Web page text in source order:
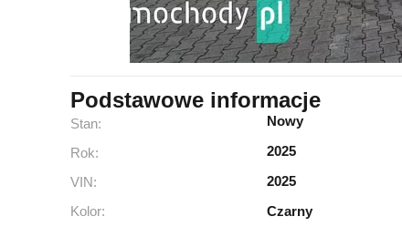
Podstawowe informacje
Stan:
Rok:
VIN:
Kolor:
Nowy
2025
2025
Czarny